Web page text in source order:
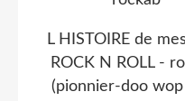
L HISTOIRE de
ROCK N ROLL -
(pionnier-doo